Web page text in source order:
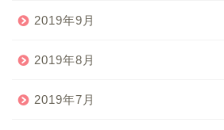
2019年9月
2019年8月
2019年7月